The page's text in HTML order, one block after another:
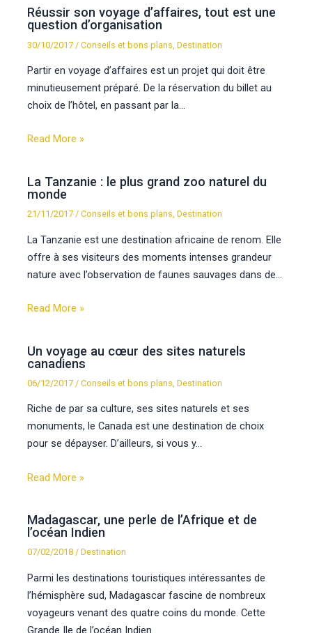
Réussir son voyage d’affaires, tout est une
question d’organisation
30/10/2017 /Conseils et bons plans ,Destination
Partir en voyage d’affaires est un projet qui doit être
minutieusement préparé. De la réservation du billet au
choix de l’hôtel, en passant par la…
Read More »
La Tanzanie : le plus grand zoo naturel du
monde
21/11/2017/Conseils et bons plans,Destination
La Tanzanie est une destination africaine de renom. Elle
offre à ses visiteurs des moments intenses grandeur
nature avec l’observation de faunes sauvages dans de…
Read More »
Un voyage au cœur des sites naturels
canadiens
06/12/2017 /Conseils et bons plans ,Destination
Riche de par sa culture, ses sites naturels et ses
monuments, le Canada est une destination de choix
pour se dépayser. D’ailleurs, si vous y…
Read More »
Madagascar, une perle de l’Afrique et de
l’océan Indien
07/02/2018/Destination
Parmi les destinations touristiques intéressantes de
l’hémisphère sud, Madagascar fascine de nombreux
voyageurs venant des quatre coins du monde. Cette
Grande Ile de l’océan Indien…